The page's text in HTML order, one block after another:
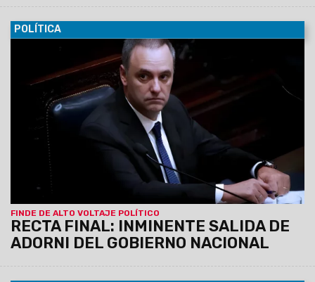
POLÍTICA
FINDE DE ALTO VOLTAJE POLÍTICO
RECTA FINAL: INMINENTE SALIDA DE
ADORNI DEL GOBIERNO NACIONAL
El Presidente Javier Milei retorna este sábado
a la Argentina de su viaje a España, y podrían generarse
definiciones sobre la inminente salida del todavía Jefe de
Gabinete. Karina Milei, se reunió esta tarde con el Ministro del
Interior, Diego Santilli; con Martín Menem; con Toto Caputo; y
con el Canciller, Pablo Quirno.El Caso Adorni le generó un
tremendo desgaste político al Gobierno Nacional, en
medio de la investigación de la Justicia y la crítica
masiva del Congreso.